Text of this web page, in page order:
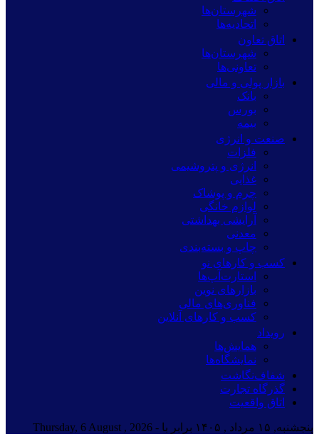
شهرستان‌ها
اتحادیه‌ها
اتاق تعاون
شهرستان‌ها
تعاونی‌ها
بازار پولی و مالی
بانک
بورس
بیمه
صنعت و انرژی
فلزات
انرژی و پتروشیمی
غذایی
چرم و پوشاک
لوازم خانگی
آرایشی بهداشتی
معدنی
چاپ و بسته‌بندی
کسب و کارهای نو
استارت‌آپ‌ها
بازارهای نوین
فناوری‌های مالی
کسب و کارهای آنلاین
رویداد
همایش‌ها
نمایشگاه‌ها
شفاف‌نگاشت
گذرگاه تجارت
اتاق واقعیت
پنجشنبه, ۱۵ مرداد , ۱۴۰۵ برابر با - Thursday, 6 August , 2026